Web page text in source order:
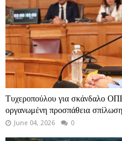
Τυχεροπούλου για σκάνδαλο
οργανωμένη προσπάθεια
June 04, 2026 0